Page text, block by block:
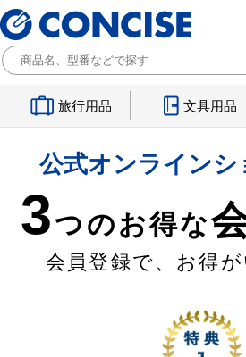
旅行用品 文具用品
公式オンラインシ
3つのお得な
会員登録で、お得が